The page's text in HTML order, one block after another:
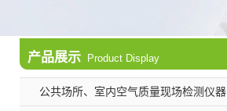
产品展示 Product Display
公共场所、室内空气质量现场检测仪器